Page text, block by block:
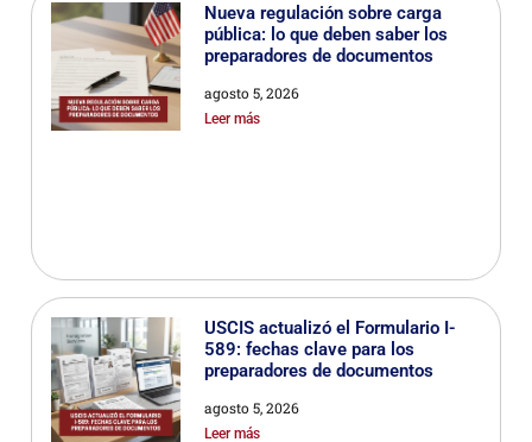
Nueva regulación sobre carga
pública: lo que deben saber los
preparadores de documentos
agosto 5, 2026
Leer más
USCIS actualizó el Formulario I-
589: fechas clave para los
preparadores de documentos
agosto 5, 2026
Leer más